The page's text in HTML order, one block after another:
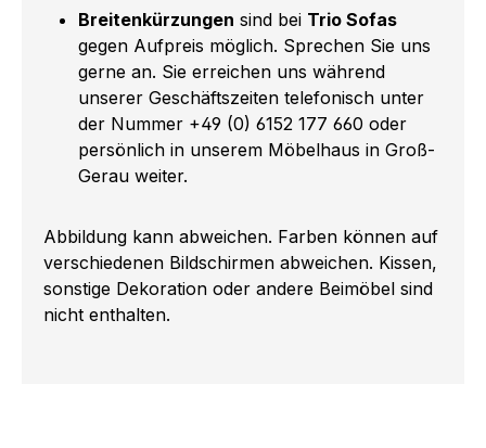
Breitenkürzungen sind bei Trio Sofas
gegen Aufpreis möglich. Sprechen Sie uns
gerne an. Sie erreichen uns während
unserer Geschäftszeiten telefonisch unter
der Nummer +49 (0) 6152 177 660 oder
persönlich in unserem Möbelhaus in Groß-
Gerau weiter.
Abbildung kann abweichen. Farben können auf
verschiedenen Bildschirmen abweichen. Kissen,
sonstige Dekoration oder andere Beimöbel sind
nicht enthalten.